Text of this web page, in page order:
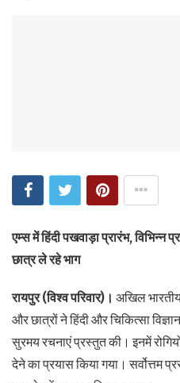
एम्स में हिंदी पखवाड़ा प्रारंभ, विभिन्न
छात्र ले रहे भाग
रायपुर (विश्व परिवार)। अखिल
और छात्रों ने हिंदी और चिकित्सा
सुरमय रचनाएं प्रस्तुत की। इनमें
देने का प्रयास किया गया। सर्वोत्तम